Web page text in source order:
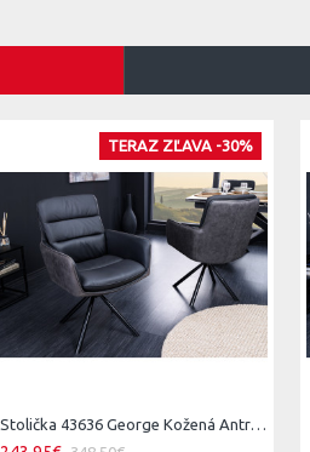
TERAZ ZĽAVA -30%
Stolička 43636 George Kožená Antracit